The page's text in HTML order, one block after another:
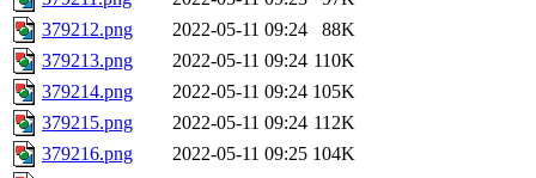
379212.png
2022-05-11 09:24
88K
379213.png
2022-05-11 09:24 110K
379214.png
2022-05-11 09:24 105K
379215.png
2022-05-11 09:24 112K
379216.png
2022-05-11 09:25 104K